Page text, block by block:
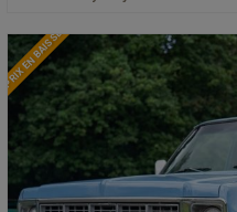
PRIX EN BAISSE